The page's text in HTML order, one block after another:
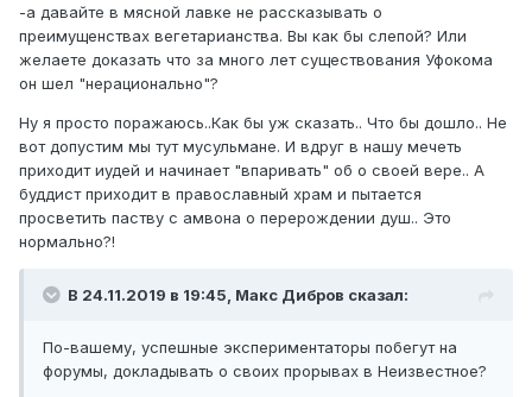
-а давайте в мясной лавке не рассказывать о
преимущенствах вегетарианства. Вы как бы слепой? Или
желаете доказать что за много лет существования Уфокома
он шел "нерационально"?
Ну я просто поражаюсь..Как бы уж сказать.. Что бы дошло.. Не
вот допустим мы тут мусульмане. И вдруг в нашу мечеть
приходит иудей и начинает "впаривать" об о своей вере.. А
буддист приходит в православный храм и пытается
просветить паству с амвона о перерождении душ.. Это
нормально?!
В 24.11.2019 в 19:45, Макс Дибров сказал:
По-вашему, успешные экспериментаторы побегут на
форумы, докладывать о своих прорывах в Неизвестное?